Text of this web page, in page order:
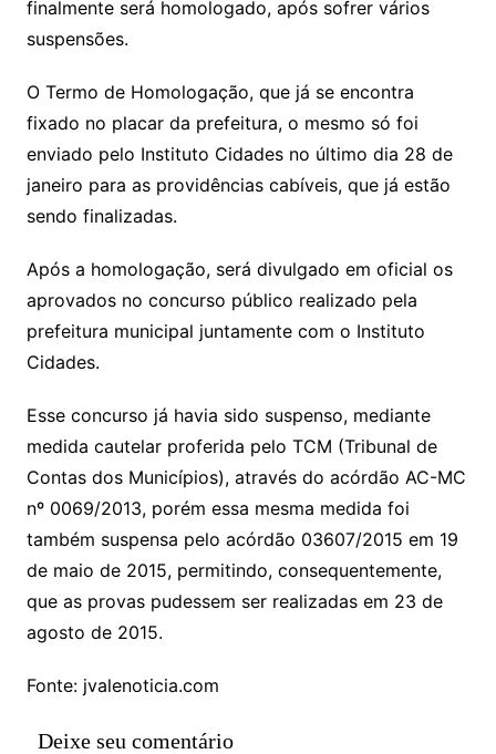
finalmente será homologado, após sofrer vários
suspensões.
O Termo de Homologação, que já se encontra
fixado no placar da prefeitura, o mesmo só foi
enviado pelo Instituto Cidades no último dia 28 de
janeiro para as providências cabíveis, que já estão
sendo finalizadas.
Após a homologação, será divulgado em oficial os
aprovados no concurso público realizado pela
prefeitura municipal juntamente com o Instituto
Cidades.
Esse concurso já havia sido suspenso, mediante
medida cautelar proferida pelo TCM (Tribunal de
Contas dos Municípios), através do acórdão AC-MC
nº 0069/2013, porém essa mesma medida foi
também suspensa pelo acórdão 03607/2015 em 19
de maio de 2015, permitindo, consequentemente,
que as provas pudessem ser realizadas em 23 de
agosto de 2015.
Fonte: jvalenoticia.com
Deixe seu comentário